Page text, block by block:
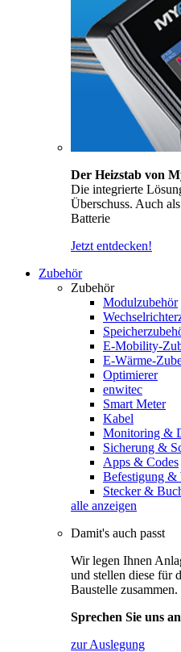
Der Heizstab von
Die integrierte
Überschuss. Auch
Batterie
Jetzt entdecken!
Zubehör
Zubehör
Modulzubehör
E-Mobility-
E-Wärme-
Optimierer
enwitec
Smart Meter
Kabel
Monitoring &
Sicherung &
Apps & Codes
Befestigung &
Stecker &
alle anzeigen
Damit's auch passt
Wir legen Ihnen
und stellen diese für
Baustelle zusammen.
Sprechen Sie uns
zur Auslegung